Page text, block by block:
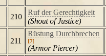
210
Ruf der Gerechtigkeit
(Shout of Justice)
211
Rüstung Durchbrechen
[7]
(Armor Piercer)